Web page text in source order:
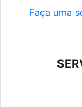
Faça uma